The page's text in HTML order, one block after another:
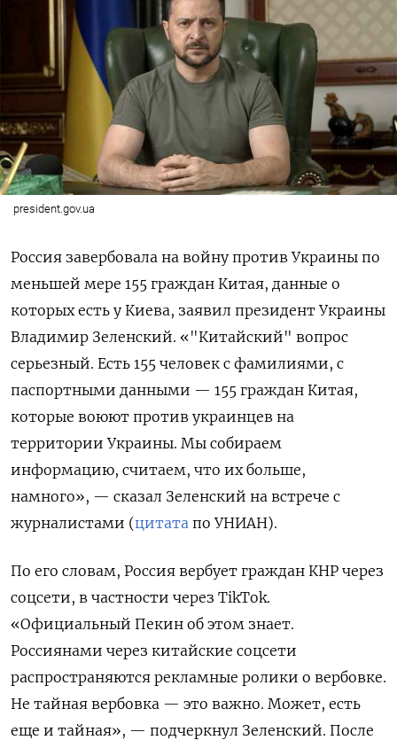
president.gov.ua
Россия завербовала на войну против Украины по
меньшей мере 155 граждан Китая, данные о
которых есть у Киева, заявил президент Украины
Владимир Зеленский. «"Китайский" вопрос
серьезный. Есть 155 человек с фамилиями, с
паспортными данными — 155 граждан Китая,
которые воюют против украинцев на
территории Украины. Мы собираем
информацию, считаем, что их больше,
намного», — сказал Зеленский на встрече с
журналистами (цитата по УНИАН).
По его словам, Россия вербует граждан КНР через
соцсети, в частности через TikTok.
«Официальный Пекин об этом знает.
Россиянами через китайские соцсети
распространяются рекламные ролики о вербовке.
Не тайная вербовка — это важно. Может, есть
еще и тайная», — подчеркнул Зеленский. После